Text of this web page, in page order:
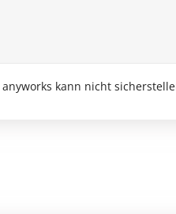
anyworks kann nicht